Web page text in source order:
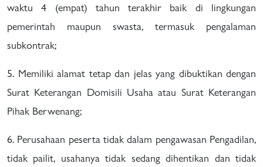
waktu 4 (empat) tahun terakhir baik di lingkungan
pemerintah maupun swasta, termasuk pengalaman
subkontrak;
5. Memiliki alamat tetap dan jelas yang dibuktikan dengan
Surat Keterangan Domisili Usaha atau Surat Keterangan
Pihak Berwenang;
6. Perusahaan peserta tidak dalam pengawasan Pengadilan,
tidak pailit, usahanya tidak sedang dihentikan dan tidak